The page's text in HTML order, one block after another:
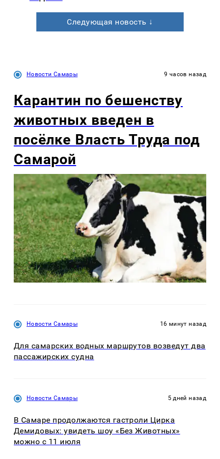
Следующая новость ↓
Новости Самары 9 часов назад
Карантин по бешенству
животных введен в
посёлке Власть Труда под
Самарой
Новости Самары 16 минут назад
Для самарских водных маршрутов возведут два
пассажирских судна
Новости Самары 5 дней назад
В Самаре продолжаются гастроли Цирка
Демидовых: увидеть шоу «Без Животных»
можно с 11 июля